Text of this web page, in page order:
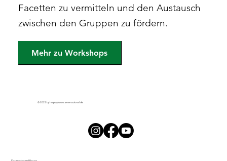
Facetten zu vermitteln und den Austausch
zwischen den Gruppen zu fördern.
Mehr zu Workshops
© 2025 byhttps://www.artenacional.de